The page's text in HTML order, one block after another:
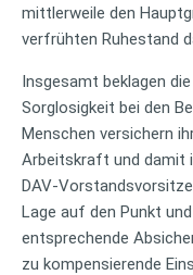
mittlerweile den
verfrühten Ruhestand
Insgesamt beklagen
Sorglosigkeit bei den
Menschen versichern
Arbeitskraft und damit
DAV-
Lage auf den Punkt
entsprechende
zu kompensierende